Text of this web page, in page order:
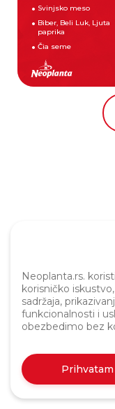
Neoplanta.rs.
korisničko
sadržaja,
funkcionalnosti i
obezbedimo bez
Prihvatam
Svinjsko meso
Biber, Beli Luk, Ljuta
paprika
Čia seme